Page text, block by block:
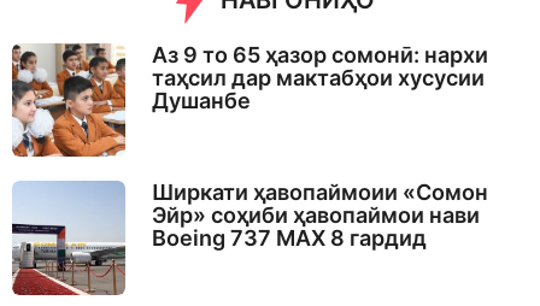
Аз 9 то 65 ҳазор сомонӣ: нархи
таҳсил дар мактабҳои хусусии
Душанбе
Ширкати ҳавопаймоии «Сомон
Эйр» соҳиби ҳавопаймои нави
Boeing 737 MAX 8 гардид